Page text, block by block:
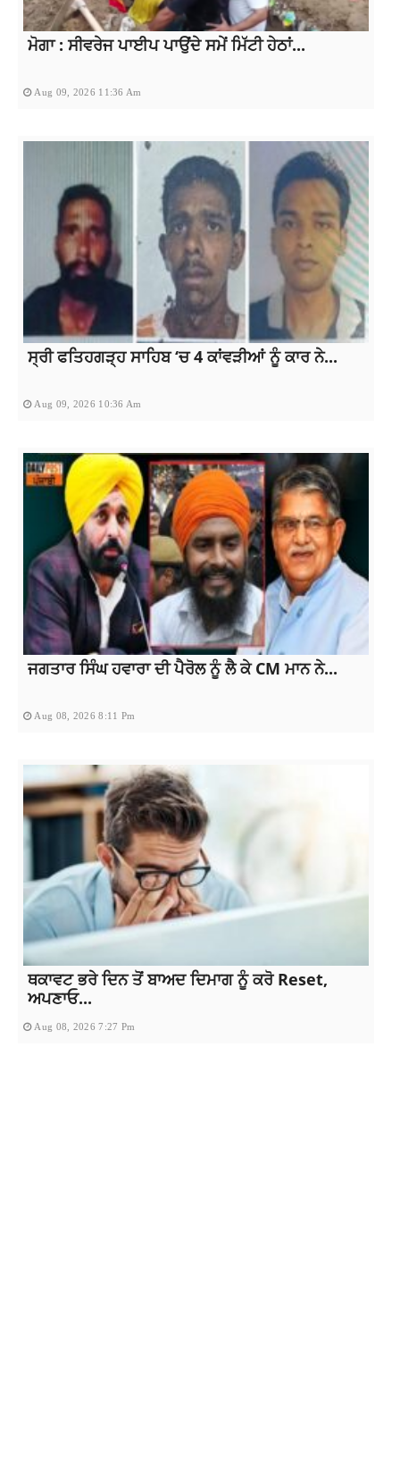
ਮੋਗਾ : ਸੀਵਰੇਜ ਪਾਈਪ ਪਾਉਂਦੇ ਸਮੇਂ ਮਿੱਟੀ ਹੇਠਾਂ...
Aug 09, 2026 11:36 Am
ਸ੍ਰੀ ਫਤਿਹਗੜ੍ਹ ਸਾਹਿਬ ‘ਚ 4 ਕਾਂਵੜੀਆਂ ਨੂੰ ਕਾਰ ਨੇ...
Aug 09, 2026 10:36 Am
ਜਗਤਾਰ ਸਿੰਘ ਹਵਾਰਾ ਦੀ ਪੈਰੋਲ ਨੂੰ ਲੈ ਕੇ CM ਮਾਨ ਨੇ...
Aug 08, 2026 8:11 Pm
ਥਕਾਵਟ ਭਰੇ ਦਿਨ ਤੋਂ ਬਾਅਦ ਦਿਮਾਗ ਨੂੰ ਕਰੋ Reset,
ਅਪਣਾਓ...
Aug 08, 2026 7:27 Pm